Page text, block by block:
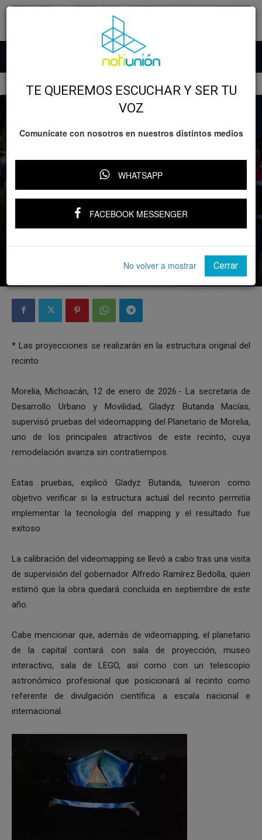
ARTE
Ciencia y Tecnología GOBIERNO Michoacán
Gladyz Butanda supervisa pruebas para
videomapping del Planetario de Morelia
* Las proyecciones se realizarán en la estructura original del
recinto
Morelia, Michoacán, 12 de enero de 2026.- La secretaria de
Desarrollo Urbano y Movilidad, Gladyz Butanda Macías,
supervisó pruebas del videomapping del Planetario de Morelia,
uno de los principales atractivos de este recinto, cuya
remodelación avanza sin contratiempos.
Estas pruebas, explicó Gladyz Butanda, tuvieron como
objetivo verificar si la estructura actual del recinto permitía
implementar la tecnología del mapping y el resultado fue
exitoso.
La calibración del videomapping se llevó a cabo tras una visita
de supervisión del gobernador Alfredo Ramírez Bedolla, quien
estimó que la obra quedará concluida en septiembre de este
año.
Cabe mencionar que, además de videomapping, el planetario
de la capital contará con sala de proyección, museo
interactivo, sala de LEGO, así como con un telescopio
astronómico profesional que posicionará al recinto como
referente de divulgación científica a escala nacional e
internacional.
TE QUEREMOS ESCUCHAR Y SER TU
VOZ
Comunicate con nosotros en nuestros distintos medios
WHATSAPP
FACEBOOK MESSENGER
No volver a mostrar Cerrar